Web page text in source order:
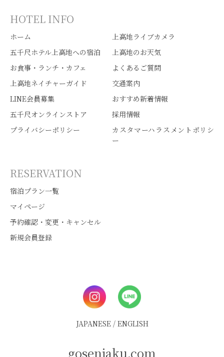
HOTEL INFO
ホーム
上高地ライブカメラ
五千尺ホテル上高地への宿泊
上高地のお天気
お食事・ランチ・カフェ
よくあるご質問
上高地ネイチャーガイド
交通案内
LINE会員募集
おすすめ新着情報
五千尺オンラインストア
採用情報
プライバシーポリシー
カスタマーハラスメントポリシ
ー
RESERVATION
宿泊プラン一覧
マイページ
予約確認・変更・キャンセル
新規会員登録
JAPANESE/ ENGLISH
gosenjaku.com